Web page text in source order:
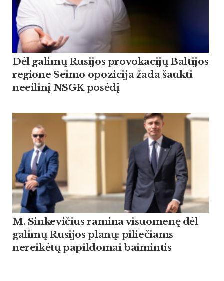
Dėl galimų Rusijos provokacijų Baltijos
regione Seimo opozicija žada šaukti
neeilinį NSGK posėdį
M. Sinkevičius ramina visuomenę dėl
galimų Rusijos planų: piliečiams
nereikėtų papildomai baimintis